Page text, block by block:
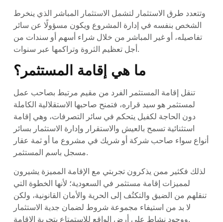
وتتعدد طرق الاستثمار لتشمل الاستثمار المباشر الذي ينخرط
الشخص بنفسه في إدارة المشروع ويكون مسؤولًا عن سائر
تفاصيله، أو غير المباشر من خلال شراء أسهم أو سندات من
أجل تعظيم الثروة وتراكمها عبر سنوات.
ما هي إقامة المستثمر؟
تنقل إقامة المستثمر الفرد من مقيم مرتبط بصاحب عمل
لمستثمر هو سيد قراره، فتمنح صاحبها الاستقلالية الكاملة
دون الحاجة لكفيل يتحكم في سائر التصرفات، وهي إقامة
استثنائية تسمح بالعيش والاستقرار وإدارة الاستثمار بسائر
أنواع سواء صاحب شركة أو شريك في مشروع ما أو ثمة عقار
مسجل باسم المستثمر.
لذلك فكثير ممن يذكرون تجربتي مع الإقامة المميزة يشيرون
لمميزات إقامة مستثمر في السعودية؛ لأنها الخطوة التي
تنقلهم من الضيق والتكتُف إلى الحرية والأمان القانونية، ولكن
لا بد من استيفاء مجموعة شروط لضمان جدية الاستثمار
ووجود نشاط على أرض الواقع للاستمتاع بتجربة الإقامة.